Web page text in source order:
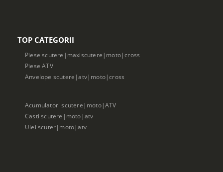
TOP CATEGORII
Piese scutere|maxiscutere|moto|cross
Piese ATV
Anvelope scutere|atv|moto|cross
Acumulatori scutere|moto|ATV
Casti scutere|moto|atv
Ulei scuter|moto|atv